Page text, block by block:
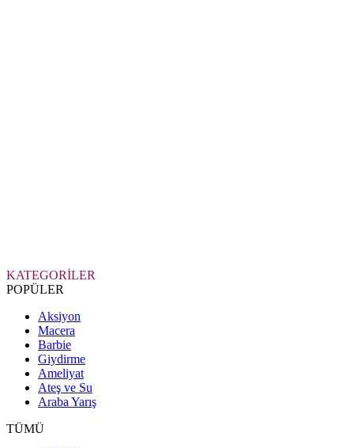
KATEGORİLER
POPÜLER
Aksiyon
Macera
Barbie
Giydirme
Ameliyat
Ateş ve Su
Araba Yarış
TÜMÜ